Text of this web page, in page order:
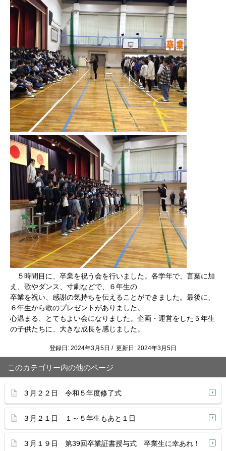
５時間目に、卒業を祝う会を行いました。各学年で、言葉に加
え、歌やダンス、寸劇などで、６年生の
卒業を祝い、感謝の気持ちを伝えることができました。最後に、
６年生から歌のプレゼントがありました。
心温まる、とてもよい会になりました。企画・運営をした５年生
の子供たちに、大きな成長を感じました。
登録日: 2024年3月5日 / 更新日: 2024年3月5日
このカテゴリー内の他のページ
３月２２日 令和５年度修了式
３月２１日 １～５年生もあと１日
３月１９日 第39回卒業証書授与式 卒業生に幸あれ！